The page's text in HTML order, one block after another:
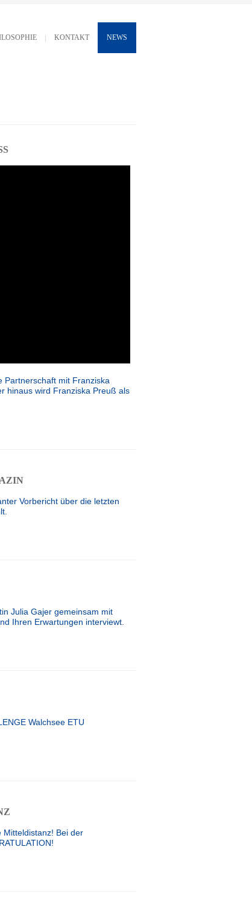
KONTAKT NEWS
Partnerschaft mit Franziska
hinaus wird Franziska Preuß als
Vorbericht über die letzten
Julia Gajer gemeinsam mit
Ihren Erwartungen interviewt.
Walchsee ETU
Mitteldistanz! Bei der